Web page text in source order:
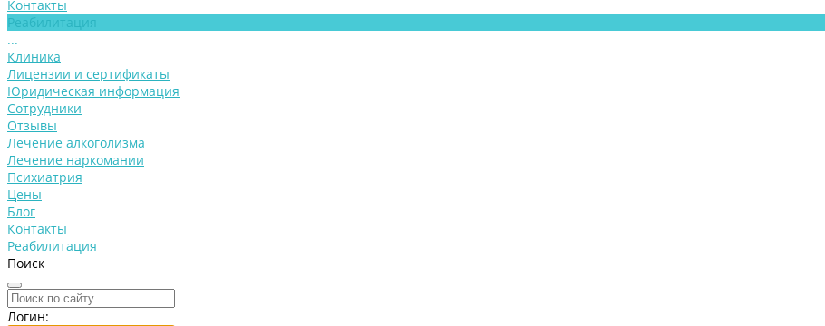
Контакты
Реабилитация
...
Клиника
Лицензии и сертификаты
Юридическая информация
Сотрудники
Отзывы
Лечение алкоголизма
Лечение наркомании
Психиатрия
Цены
Блог
Контакты
Реабилитация
Поиск
Логин: